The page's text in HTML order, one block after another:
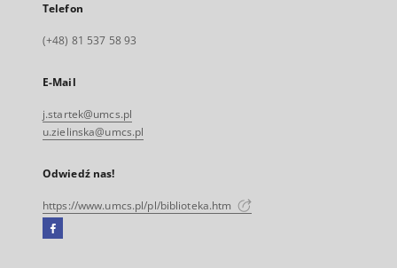
Telefon
(+48) 81 537 58 93
E-Mail
j.startek@umcs.pl
u.zielinska@umcs.pl
Odwiedź nas!
https://www.umcs.pl/pl/biblioteka.htm
Facebook